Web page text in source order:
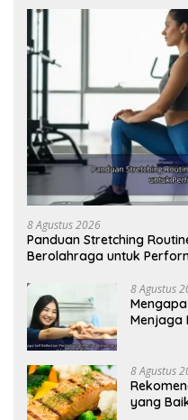
8 Agustus 2026
Panduan Stretching
Berolahraga untuk
8 Agustus
Menjaga
8 Agustus
yang